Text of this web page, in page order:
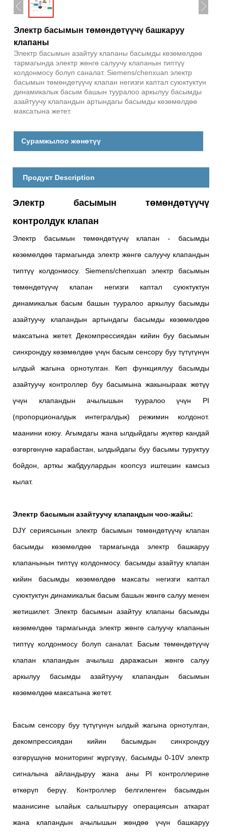
Электр басымын төмөндөтүүчү башкаруу
клапаны
Электр басымын азайтуу клапаны басымды көзөмөлдөө
тармагында электр жөнгө салуучу клапанын типтүү
колдонмосу болуп саналат. Siemens/chenxuan электр
басымын төмөндөтүүчү клапан негизги каптал суюктуктун
динамикалык басым башын тууралоо аркылуу басымды
азайтуучу клапандын артындагы басымды көзөмөлдөө
максатына жетет.
Сурамжылоо жөнөтүү
Продукт Description
Электр басымын төмөндөтүүчү
контролдук клапан
Электр басымын төмөндөтүүчү клапан - басымды
көзөмөлдөө тармагында электр жөнгө салуучу клапандын
типтүү колдонмосу. Siemens/chenxuan электр басымын
төмөндөтүүчү клапан негизги каптал суюктуктун
динамикалык басым башын тууралоо аркылуу басымды
азайтуучу клапандын артындагы басымды көзөмөлдөө
максатына жетет. Декомпрессиядан кийин буу басымын
синхрондуу көзөмөлдөө үчүн басым сенсору буу түтүгүнүн
ылдый жагына орнотулган. Көп функциялуу басымды
азайтуучу контроллер буу басымына жакыныраак жетүү
үчүн клапандын ачылышын тууралоо үчүн PI
(пропорционалдык интегралдык) режимин колдонот.
маанини коюу. Агымдагы жана ылдыйдагы жүктөр кандай
өзгөргөнүнө карабастан, ылдыйдагы буу басымы туруктуу
бойдон, арткы жабдуулардын коопсуз иштешин камсыз
кылат.
Электр басымын азайтуучу клапандын чоо-жайы:
DJY сериясынын электр басымын төмөндөтүүчү клапан
басымды көзөмөлдөө тармагында электр башкаруу
клапанынын типтүү колдонмосу. басымды азайтуу клапан
кийин басымды көзөмөлдөө максаты негизги каптал
суюктуктун динамикалык басым башын жөнгө салуу менен
жетишилет. Электр басымын азайтуу клапаны басымды
көзөмөлдөө тармагында электр жөнгө салуучу клапанын
типтүү колдонмосу болуп саналат. Басым төмөндөтүүчү
клапан клапандын ачылыш даражасын жөнгө салуу
аркылуу басымды азайтуучу клапандын басымын
көзөмөлдөө максатына жетет.
Басым сенсору буу түтүгүнүн ылдый жагына орнотулган,
декомпрессиядан кийин басымдын синхрондуу
өзгөрүшүнө мониторинг жүргүзүү, басымды 0-10V электр
сигналына айландыруу жана аны PI контроллерине
өткөрүп берүү. Контроллер белгиленген басымдын
маанисине ылайык салыштыруу операциясын аткарат
жана клапандын ачылышын жөндөө үчүн башкаруу